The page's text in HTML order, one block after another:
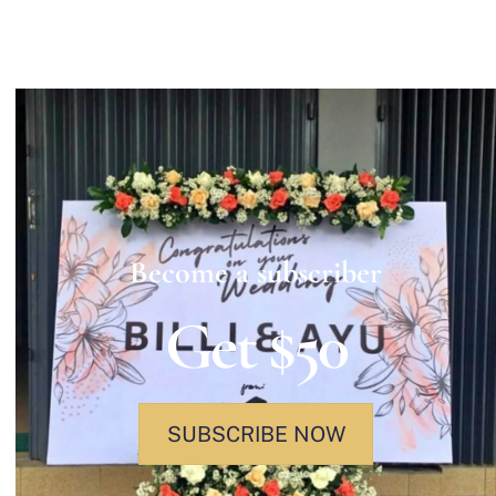
Become a subscriber
Get $50
SUBSCRIBE NOW